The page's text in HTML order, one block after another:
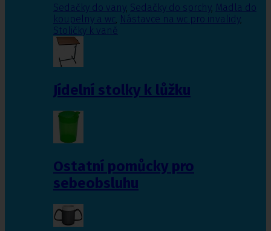
Sedačky do vany, Sedačky do sprchy, Madla do
koupelny a wc, Nástavce na wc pro invalidy,
Stoličky k vaně
Jídelní stolky k lůžku
Ostatní pomůcky pro
sebeobsluhu